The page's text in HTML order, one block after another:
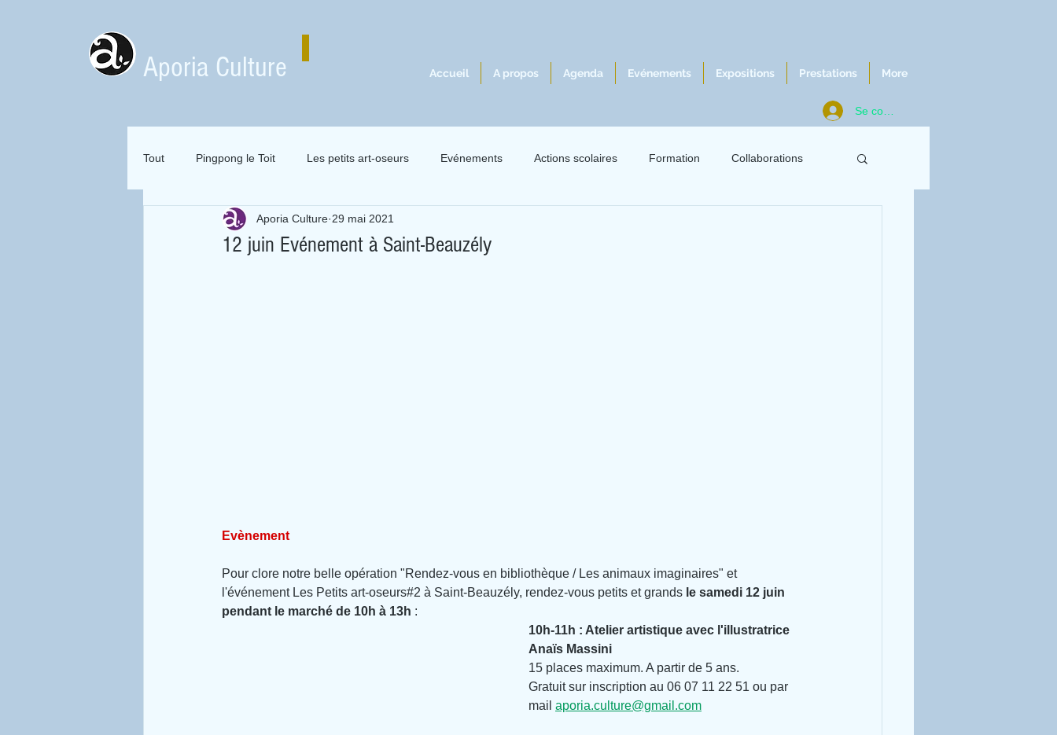
Aporia Culture Accueil A propos Agenda Evénements Expositions Prestations More
Se connecter
Tout Pingpong le Toit Les petits art-oseurs Evénements Actions scolaires Formation Collaborations
Zai Zai Zai Zai Attitude Merveilles 2021
12 juin Evénement à Saint-Beauzély
Aporia Culture 29 mai 2021
Evènement
Pour clore notre belle opération "Rendez-vous en bibliothèque / Les animaux imaginaires" et
l'événement Les Petits art-oseurs#2 à Saint-Beauzély, rendez-vous petits et grands le samedi 12 juin
pendant le marché de 10h à 13h :
10h-11h : Atelier artistique avec l'illustratrice
Anaïs Massini
15 places maximum. A partir de 5 ans.
Gratuit sur inscription au 06 07 11 22 51 ou par
mail aporia.culture@gmail.com